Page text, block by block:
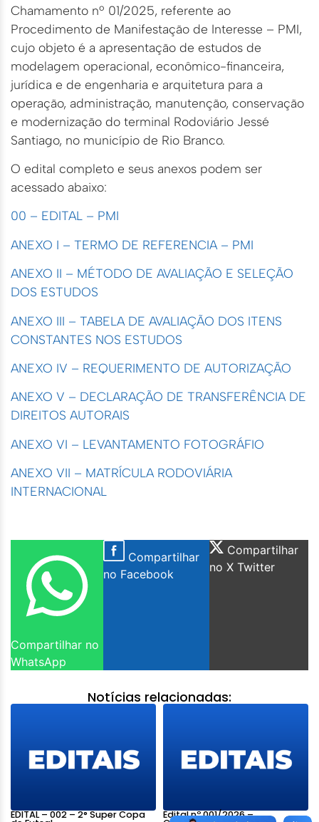
Chamamento nº 01/2025, referente ao
Procedimento de Manifestação de Interesse – PMI,
cujo objeto é a apresentação de estudos de
modelagem operacional, econômico-financeira,
jurídica e de engenharia e arquitetura para a
operação, administração, manutenção, conservação
e modernização do terminal Rodoviário Jessé
Santiago, no município de Rio Branco.
O edital completo e seus anexos podem ser
acessado abaixo:
00 – EDITAL – PMI
ANEXO I – TERMO DE REFERENCIA – PMI
ANEXO II – MÉTODO DE AVALIAÇÃO E SELEÇÃO
DOS ESTUDOS
ANEXO III – TABELA DE AVALIAÇÃO DOS ITENS
CONSTANTES NOS ESTUDOS
ANEXO IV – REQUERIMENTO DE AUTORIZAÇÃO
ANEXO V – DECLARAÇÃO DE TRANSFERÊNCIA DE
DIREITOS AUTORAIS
ANEXO VI – LEVANTAMENTO FOTOGRÁFIO
ANEXO VII – MATRÍCULA RODOVIÁRIA
INTERNACIONAL
Compartilhar no
WhatsApp
Compartilhar
no Facebook
Compartilhar
no X Twitter
Notícias relacionadas:
EDITAL – 002 – 2° Super Copa Edital nº 001/2026 –